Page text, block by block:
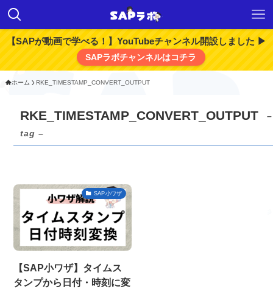
【SAPが動画で学べる！】YouTubeチャンネル開設しました ▶
SAPラボチャンネルはコチラ
ホーム RKE_TIMESTAMP_CONVERT_OUTPUT
RKE_TIMESTAMP_CONVERT_OUTPUT
–
tag –
SAP小ワザ
【SAP小ワザ】タイムス
タンプから日付・時刻に変